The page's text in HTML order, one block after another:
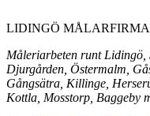
LIDINGÖ
Måleriarbeten runt Lidingö,
Djurgården, Östermalm,
Gångsätra, Killinge,
Kottla, Mosstorp, Baggeby